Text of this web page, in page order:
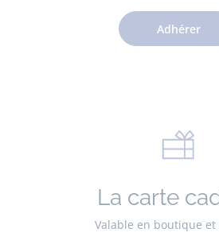
Adhérer
La carte
Valable en boutique et